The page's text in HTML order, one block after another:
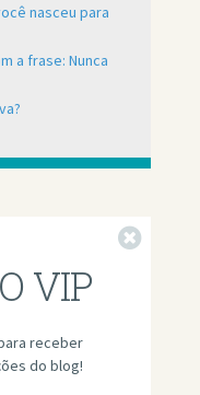
nasceu para
a frase: Nunca
VIP
receber
do blog!